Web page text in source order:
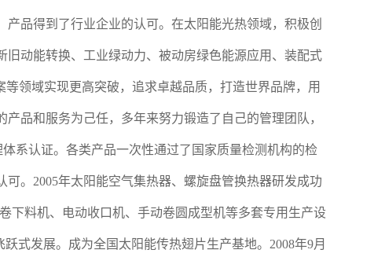
品得到了行业企业的认可。在太阳能光热领域，积极创
动能转换、工业绿动力、被动房绿色能源应用、装配式
领域实现更高突破，追求卓越品质，打造世界品牌，用
品和服务为己任，多年来努力锻造了自己的管理团队，
系认证。各类产品一次性通过了国家质量检测机构的检
。2005年太阳能空气集热器、螺旋盘管换热器研发成功
下料机、电动收口机、手动卷圆成型机等多套专用生产设
式发展。成为全国太阳能传热翅片生产基地。2008年9月